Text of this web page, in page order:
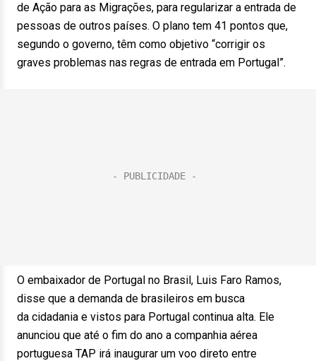
de Ação para as Migrações, para regularizar a entrada de
pessoas de outros países. O plano tem 41 pontos que,
segundo o governo, têm como objetivo “corrigir os
graves problemas nas regras de entrada em Portugal”.
O embaixador de Portugal no Brasil, Luis Faro Ramos,
disse que a demanda de brasileiros em busca
da cidadania e vistos para Portugal continua alta. Ele
anunciou que até o fim do ano a companhia aérea
portuguesa TAP irá inaugurar um voo direto entre